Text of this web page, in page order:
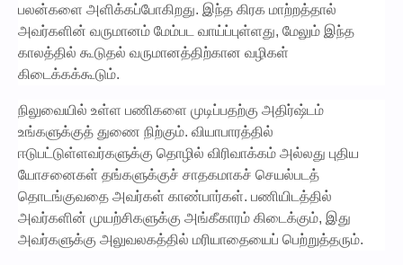
பலன்களை அளிக்கப்போகிறது. இந்த கிரக மாற்றத்தால்
அவர்களின் வருமானம் மேம்பட வாய்ப்புள்ளது, மேலும் இந்த
காலத்தில் கூடுதல் வருமானத்திற்கான வழிகள்
கிடைக்கக்கூடும்.
நிலுவையில் உள்ள பணிகளை முடிப்பதற்கு அதிர்ஷ்டம்
உங்களுக்குத் துணை நிற்கும். வியாபாரத்தில்
ஈடுபட்டுள்ளவர்களுக்கு தொழில் விரிவாக்கம் அல்லது புதிய
யோசனைகள் தங்களுக்குச் சாதகமாகச் செயல்படத்
தொடங்குவதை அவர்கள் காண்பார்கள். பணியிடத்தில்
அவர்களின் முயற்சிகளுக்கு அங்கீகாரம் கிடைக்கும், இது
அவர்களுக்கு அலுவலகத்தில் மரியாதையைப் பெற்றுத்தரும்.